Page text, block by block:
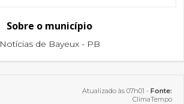
Sobre o município
Notícias de Bayeux - PB
Atualizado às 07h01 - Fonte:
ClimaTempo